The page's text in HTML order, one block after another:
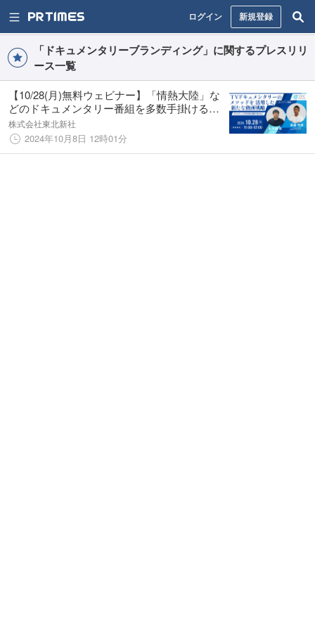
ログイン 新規登録
「ドキュメンタリーブランディング」に関するプレスリリ
ース一覧
【10/28(月)無料ウェビナー】「情熱大陸」な
どのドキュメンタリー番組を多数手掛ける東
北新社が「TVドキュメンタリーのメソッドを
活用した新たな動画戦略〜ブランディングの
成功は動画が決める！〜」を開催
株式会社東北新社
2024年10月8日 12時01分